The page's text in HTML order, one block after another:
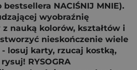
NACIŚNIJ MNIE).
wyobraźnię
nauką kolorów, kształtów i
nieskończenie wiele
- losuj karty, rzucaj kostką,
RYSOGRA